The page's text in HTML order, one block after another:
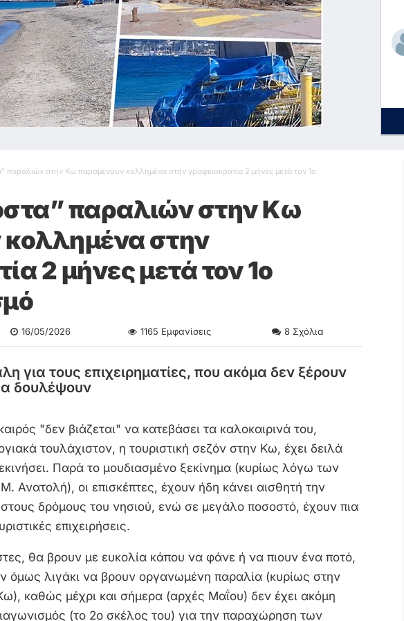
παραλιών στην Κω παραμένουν κολλημένα στην γραφειοκρατία 2 μήνες μετά τον 1ο
παραλιών στην Κω
στην
2 μήνες μετά τον 1ο
16/05/2026 1165 Εμφανίσεις 8Σχόλια
για τους επιχειρηματίες, που ακόμα δεν ξέρουν
δουλέψουν
"δεν βιάζεται" να κατεβάσει τα καλοκαιρινά του,
τουλάχιστον, η τουριστική σεζόν στην Κω, έχει δειλά
Παρά το μουδιασμένο ξεκίνημα (κυρίως λόγω των
Ανατολή), οι επισκέπτες, έχουν ήδη κάνει αισθητή την
δρόμους του νησιού, ενώ σε μεγάλο ποσοστό, έχουν πια
επιχειρήσεις.
θα βρουν με ευκολία κάπου να φάνε ή να πιουν ένα ποτό,
όμως λιγάκι να βρουν οργανωμένη παραλία (κυρίως στην
καθώς μέχρι και σήμερα (αρχές Μαΐου) δεν έχει ακόμη
(το 2ο σκέλος του) για την παραχώρηση των